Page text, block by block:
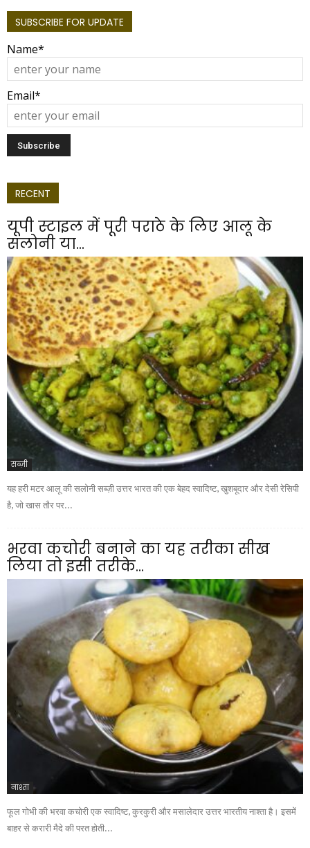
SUBSCRIBE FOR UPDATE
Name*
Email*
RECENT
यूपी स्टाइल में पूरी पराठे के लिए आलू के
सलोनी या...
सब्ज़ी
यह हरी मटर आलू की सलोनी सब्ज़ी उत्तर भारत की एक बेहद स्वादिष्ट, खुशबूदार और देसी रेसिपी
है, जो खास तौर पर...
भरवा कचोरी बनाने का यह तरीका सीख
लिया तो इसी तरीके...
नाश्ता
फूल गोभी की भरवा कचोरी एक स्वादिष्ट, कुरकुरी और मसालेदार उत्तर भारतीय नाश्ता है। इसमें
बाहर से करारी मैदे की परत होती...